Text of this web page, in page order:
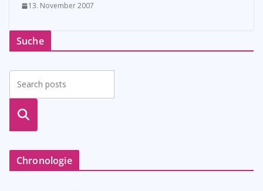
13. November 2007
Suche
suche
Chronologie